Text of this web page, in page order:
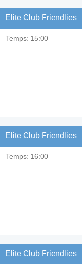
Elite Club Friendlies
Temps: 15:00
Elite Club Friendlies
Temps: 16:00
Elite Club Friendlies